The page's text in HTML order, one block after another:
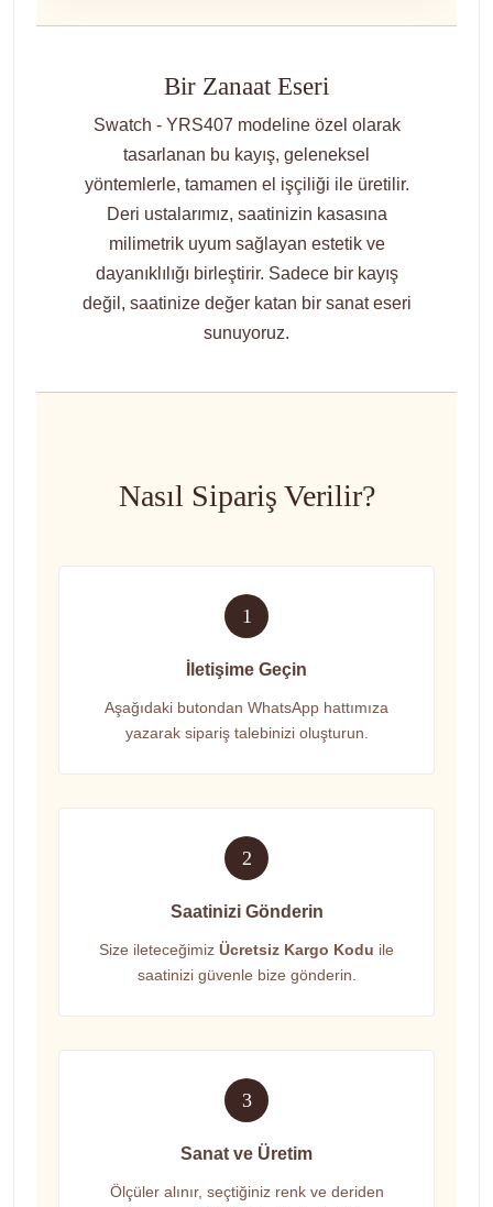
Bir Zanaat Eseri
Swatch - YRS407 modeline özel olarak
tasarlanan bu kayış, geleneksel
yöntemlerle, tamamen el işçiliği ile üretilir.
Deri ustalarımız, saatinizin kasasına
milimetrik uyum sağlayan estetik ve
dayanıklılığı birleştirir. Sadece bir kayış
değil, saatinize değer katan bir sanat eseri
sunuyoruz.
Nasıl Sipariş Verilir?
1
İletişime Geçin
Aşağıdaki butondan WhatsApp hattımıza
yazarak sipariş talebinizi oluşturun.
2
Saatinizi Gönderin
Size ileteceğimiz Ücretsiz Kargo Kodu ile
saatinizi güvenle bize gönderin.
3
Sanat ve Üretim
Ölçüler alınır, seçtiğiniz renk ve deriden